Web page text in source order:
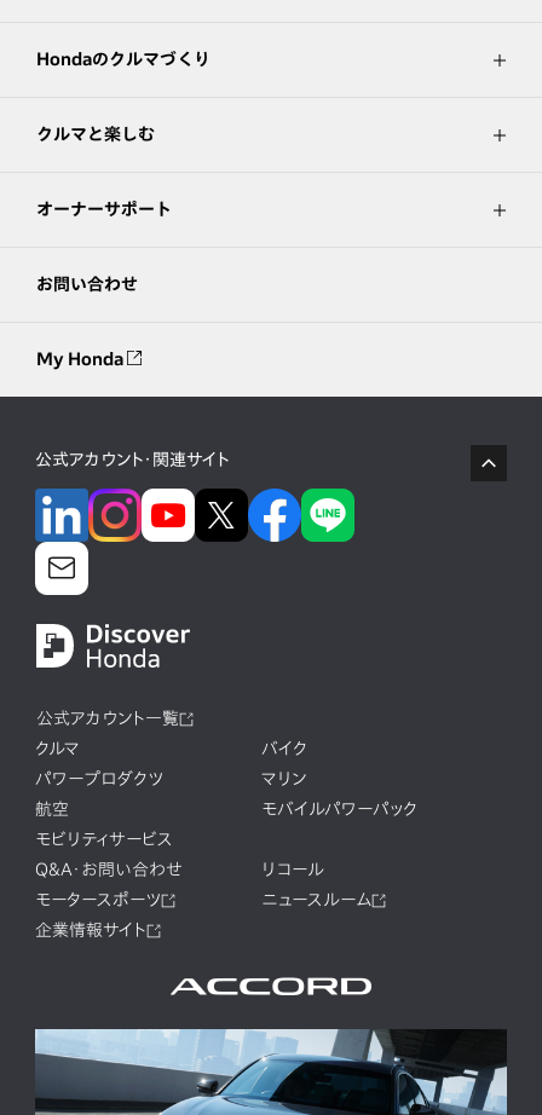
Hondaのクルマづくり
クルマと楽しむ
オーナーサポート
お問い合わせ
My Honda
公式アカウント・関連サイト
公式アカウント一覧
クルマ
バイク
パワープロダクツ
マリン
航空
モバイルパワーパック
モビリティサービス
Q&A・お問い合わせ
リコール
モータースポーツ
ニュースルーム
企業情報サイト